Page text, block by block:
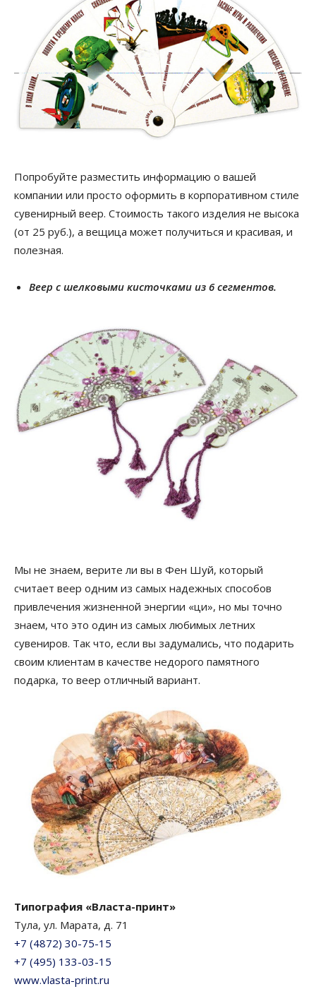
Попробуйте разместить информацию о вашей
компании или просто оформить в корпоративном стиле
сувенирный веер. Стоимость такого изделия не высока
(от 25 руб.), а вещица может получиться и красивая, и
полезная.
Веер с шелковыми кисточками из 6 сегментов.
Мы не знаем, верите ли вы в Фен Шуй, который
считает веер одним из самых надежных способов
привлечения жизненной энергии «ци», но мы точно
знаем, что это один из самых любимых летних
сувениров. Так что, если вы задумались, что подарить
своим клиентам в качестве недорого памятного
подарка, то веер отличный вариант.
Типография «Власта-принт»
Тула, ул. Марата, д. 71
+7 (4872) 30-75-15
+7 (495) 133-03-15
www.vlasta-print.ru